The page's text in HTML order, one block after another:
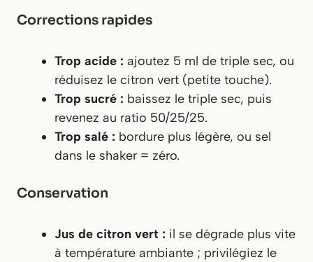
Corrections rapides
Trop acide : ajoutez 5 ml de triple sec, ou
réduisez le citron vert (petite touche).
Trop sucré : baissez le triple sec, puis
revenez au ratio 50/25/25.
Trop salé : bordure plus légère, ou sel
dans le shaker = zéro.
Conservation
Jus de citron vert : il se dégrade plus vite
à température ambiante ; privilégiez le